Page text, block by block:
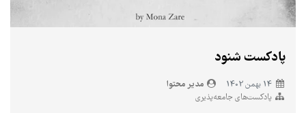
پادکست شنود
مدیر محتوا
پادکست‌های جامعه‌پذیری